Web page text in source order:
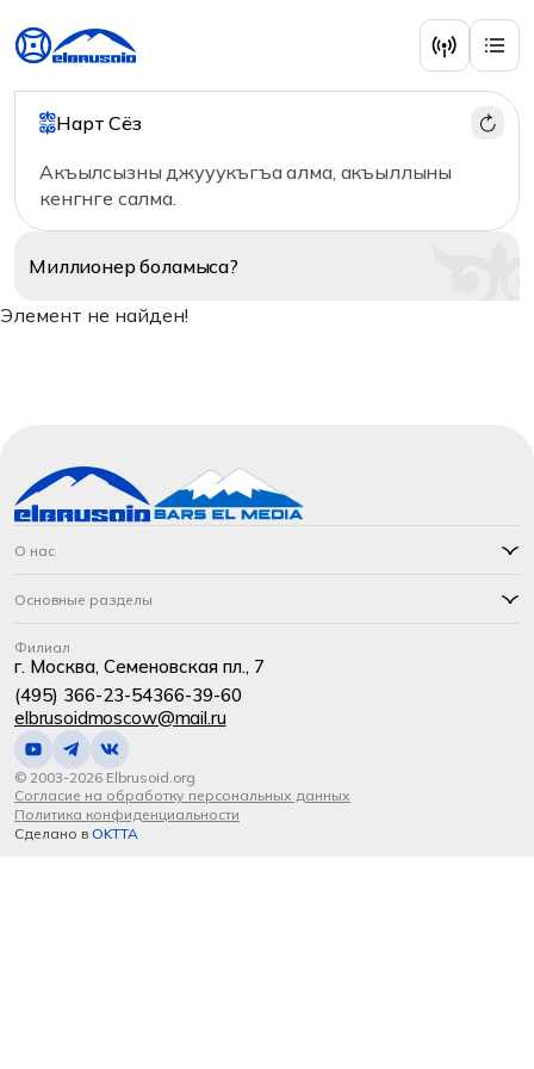
Нарт Сёз
Акъылсызны джууукъгъа алма, акъыллыны
кенгнге салма.
Миллионерболамыса?
Элемент не найден!
О нас
Основные разделы
Филиал
г. Москва, Семеновская пл., 7
(495) 366-23-54366-39-60
elbrusoidmoscow@mail.ru
© 2003-2026 Elbrusoid.org
Согласие на обработку персональных данных
Политика конфиденциальности
Сделано в OKTTA